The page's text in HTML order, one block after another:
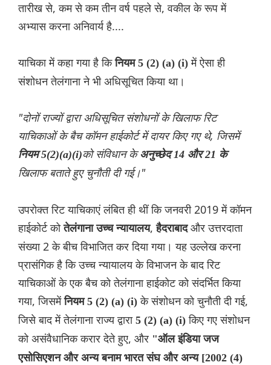
तारीख से, कम से कम तीन वर्ष पहले से, वकील के रूप में
अभ्यास करना अनिवार्य है....
याचिका में कहा गया है किनियम 5 (2) (a) (i)में ऐसा ही
संशोधन तेलंगाना ने भी अधिसूचित किया था।
"दोनों राज्यों द्वारा अधिसूचित संशोधनों के खिलाफ रिट
याचिकाओं के बैच कॉमन हाईकोर्ट में दायर किए गए थे, जिसमें
नियम 5(2)(a)(i)को संविधान केअनुच्छेद 14 और 21 के
खिलाफ बताते हुए चुनौती दी गई।"
उपरोक्त रिट याचिकाएं लंबित ही थीं कि जनवरी 2019 में कॉमन
हाईकोर्ट कोतेलंगाना उच्च न्यायालय,हैदराबाद और उत्तरदाता
संख्या 2 के बीच विभाजित कर दिया गया। यह उल्लेख करना
प्रासंगिक है ‌कि उच्च न्यायालय के विभाजन के बाद रिट
याचिकाओं के एक बैच को तेलंगाना हाईकोट को संदर्भ‌ित किया
गया, जिसमेंनियम 5 (2) (a) (i)के संशोधन को चुनौती दी गई,
जिसे बाद में तेलंगाना राज्य द्वारा 5 (2) (a) (i)किए गए संशोधन
को असंवैधानिक करार देते हुए, और "ऑल इंडिया जज
एसोसिएशन और अन्य बनाम भारत संघ और अन्‍य [2002 (4)